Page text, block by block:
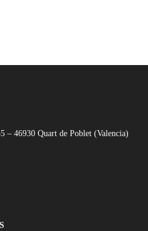
– 46930 Quart de Poblet (Valencia)